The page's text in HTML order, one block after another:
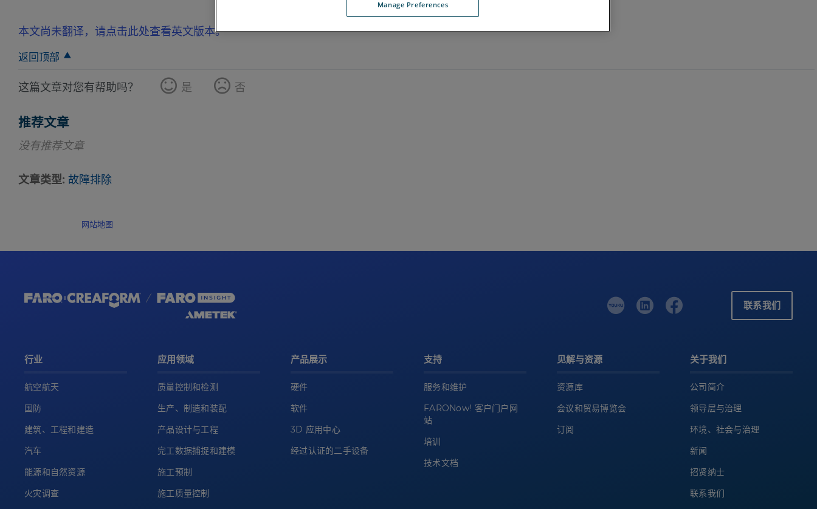
本文尚未翻译，请点击此处查看英文版本。
返回顶部
这篇文章对您有帮助吗？ 是 否
推荐文章
没有推荐文章
文章类型 故障排除
网站地图
联系我们
行业
航空航天
国防
建筑、工程和建造
汽车
能源和自然资源
火灾调查
应用领域
质量控制和检测
生产、制造和装配
产品设计与工程
完工数据捕捉和建模
施工预制
施工质量控制
产品展示
硬件
软件
3D 应用中心
经过认证的二手设备
支持
服务和维护
FARONow! 客户门户网
站
培训
技术文档
见解与资源
资源库
会议和贸易博览会
订阅
关于我们
公司简介
领导层与治理
环境、社会与治理
新闻
招贤纳士
联系我们
Manage Preferences